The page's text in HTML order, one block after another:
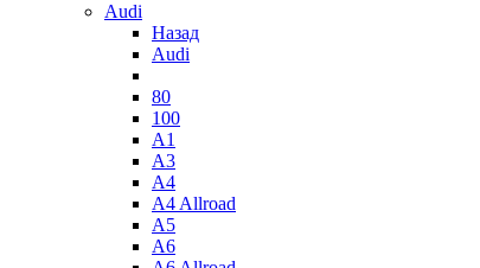
Audi
Назад
Audi
80
100
A1
A3
A4
A4 Allroad
A5
A6